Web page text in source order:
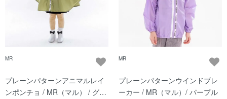
MR
プレーンパターンアニマルレイ
ンポンチョ / MR（マル） / グリ
MR
プレーンパターンウインドブレ
ーカー / MR（マル）/ パープル